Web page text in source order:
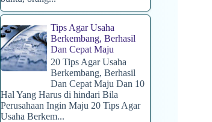
Tips Agar Usaha
Berkembang, Berhasil
Dan Cepat Maju
20 Tips Agar Usaha
Berkembang, Berhasil
Dan Cepat Maju Dan 10
Hal Yang Harus di hindari Bila
Perusahaan Ingin Maju 20 Tips Agar
Usaha Berkem...